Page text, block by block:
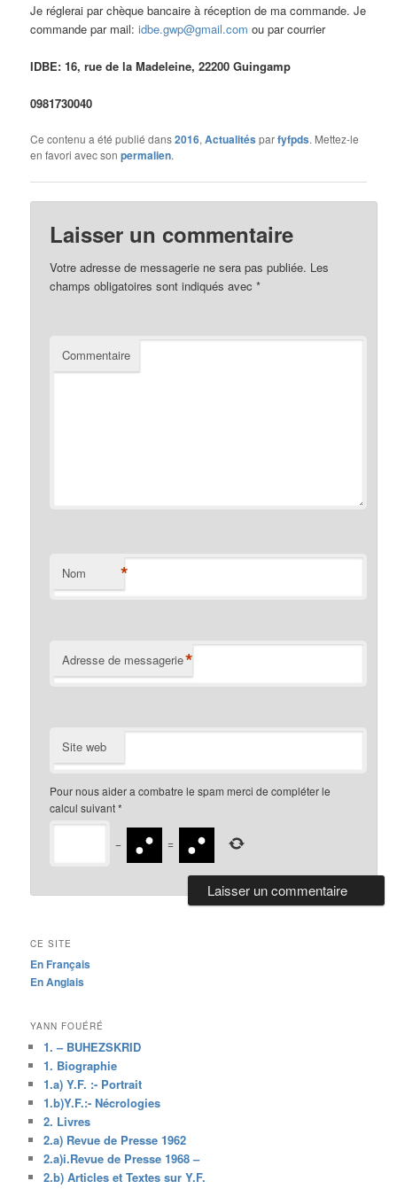
Je réglerai par chèque bancaire à réception de ma commande. Je
commande par mail:idbe.gwp@gmail.com ou par courrier
IDBE: 16, rue de la Madeleine, 22200 Guingamp
0981730040
Ce contenu a été publié dans2016,Actualités parfyfpds. Mettez-le
en favori avec sonpermalien.
Laisser un commentaire
Votre adresse de messagerie ne sera pas publiée. Les
champs obligatoires sont indiqués avec*
Commentaire
Nom *
Adresse de messagerie*
Site web
Pour nous aider a combatre le spam merci de compléter le
calcul suivant*
− =
CE SITE
En Français
En Anglais
YANN FOUÉRÉ
1. – BUHEZSKRID
1. Biographie
1.a) Y.F. :- Portrait
1.b)Y.F.:- Nécrologies
2. Livres
2.a) Revue de Presse 1962
2.a)i.Revue de Presse 1968 –
2.b) Articles et Textes sur Y.F.